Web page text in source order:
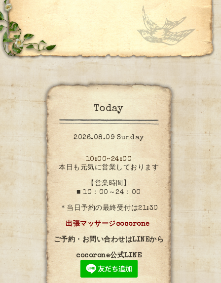
Today
2026.08.09 Sunday
10:00~24:00
本日も元気に営業しております
【営業時間】
■ 10：00～24：00
＊当日予約の最終受付は21:30
出張マッサージcocorone
ご予約・お問い合わせはLINEから
cocorone公式LINE